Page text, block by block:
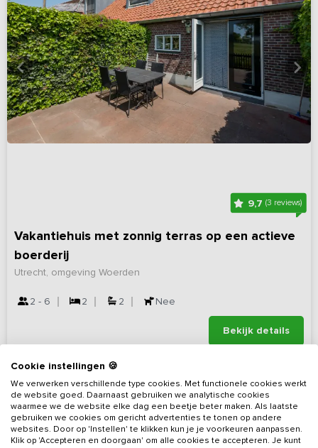
9,7(3 reviews)
Vakantiehuis met zonnig terras op een actieve
boerderij
Utrecht, omgeving Woerden
2 - 6 2 2 Nee
Bekijk details
Cookie instellingen 🍪
We verwerken verschillende type cookies. Met functionele cookies werkt
de website goed. Daarnaast gebruiken we analytische cookies
waarmee we de website elke dag een beetje beter maken. Als laatste
gebruiken we cookies om gericht advertenties te tonen op andere
websites. Door op 'Instellen' te klikken kun je je voorkeuren aanpassen.
Klik op 'Accepteren en doorgaan' om alle cookies te accepteren. Je kunt